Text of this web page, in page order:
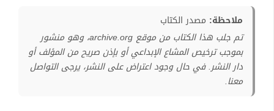
ملاحظة: مصدر الكتاب
تم جلب هذا الكتاب من موقع archive.org، وهو منشور
بموجب ترخيص المشاع الإبداعي أو بإذن صريح من المؤلف أو
دار النشر. في حال وجود اعتراض على النشر، يرجى التواصل
معنا.